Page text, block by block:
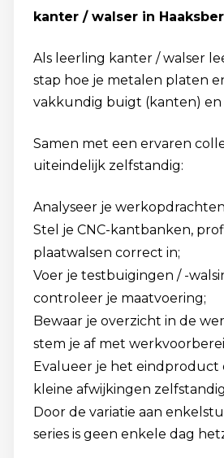
kanter / walser in
Als leerling kanter / walser
stap hoe je metalen platen
vakkundig buigt (kanten) en
Samen met een ervaren
uiteindelijk zelfstandig:
Analyseer je
Stel je CNC-kantbanken,
plaatwalsen correct in;
Voer je testbuigingen / -
controleer je maatvoering;
Bewaar je overzicht in de
stem je af met
Evalueer je het eindproduct
kleine afwijkingen
Door de variatie aan
series is geen enkele dag